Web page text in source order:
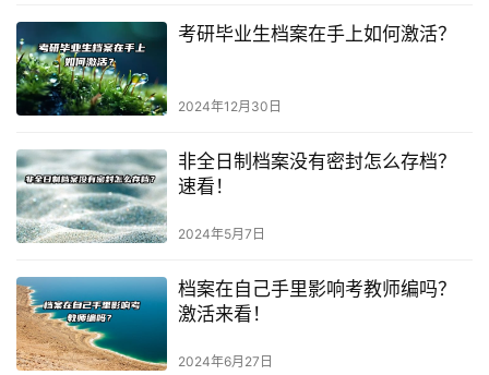
考研毕业生档案在手上如何激活？
2024年12月30日
非全日制档案没有密封怎么存档？
速看！
2024年5月7日
档案在自己手里影响考教师编吗？
激活来看！
2024年6月27日